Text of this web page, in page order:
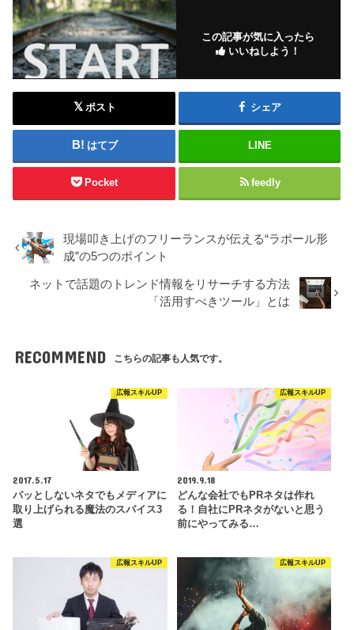
この記事が気に入ったら
いいねしよう！
ポスト シェア
はてブ LINE
Pocket feedly
現場叩き上げのフリーランスが伝える“ラポール形
成”の5つのポイント
ネットで話題のトレンド情報をリサーチする方法
「活用すべきツール」とは
RECOMMEND こちらの記事も人気です。
広報スキルUP
2017.5.17
パッとしないネタでもメディアに
取り上げられる魔法のスパイス3
選
広報スキルUP
2019.9.18
どんな会社でもPRネタは作れ
る！自社にPRネタがないと思う
前にやってみる…
広報スキルUP 広報スキルUP